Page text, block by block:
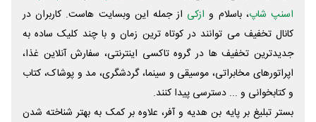
اسنپ شاپ، باسلام و ازکی از جمله این وبسایت ‌هاست. کاربران در
کانال تخفیف می توانند در کوتاه ترین زمان و با چند کلیک ساده به
جدیدترین تخفیف ها در گروه تاکسی اینترنتی، سفارش آنلاین غذا،
اپراتورهای مخابراتی، موسیقی و سینما، گردشگری، مد و پوشاک، کتاب
و کتابخوانی و ... دسترسی پیدا کنند.
بستر تبلیغ بر پایه بن هدیه و آفر، علاوه بر کمک به بهتر شناخته شدن